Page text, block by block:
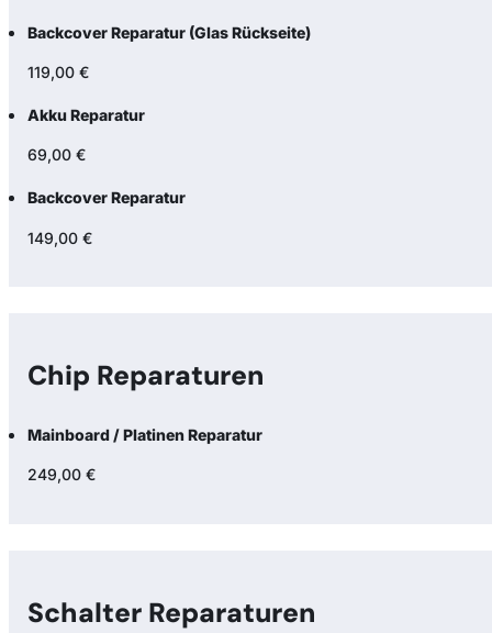
Backcover Reparatur (Glas Rückseite)
119,00 €
Akku Reparatur
69,00 €
Backcover Reparatur
149,00 €
Chip Reparaturen
Mainboard / Platinen Reparatur
249,00 €
Schalter Reparaturen